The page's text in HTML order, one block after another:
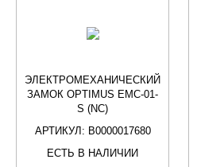
ЭЛЕКТРОМЕХАНИЧЕСКИЙ
ЗАМОК OPTIMUS EMC-01-
S (NC)
АРТИКУЛ: В0000017680
ЕСТЬ В НАЛИЧИИ